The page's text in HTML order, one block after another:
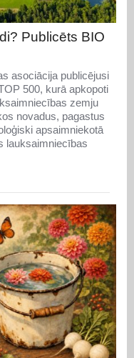
Publicēts BIO
asociācija publicējusi
500, kurā apkopoti
zemju
novadus, pagastus
apsaimniekotā
lauksaimniecības